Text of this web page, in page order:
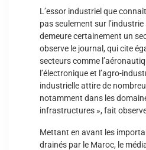
L’essor industriel que
pas seulement sur
demeure certainement un
observe le journal, qui cite
secteurs comme
l’électronique et l’agro-
industrielle attire de
notamment dans les
infrastructures », fait
Mettant en avant les
drainés par le Maroc, le